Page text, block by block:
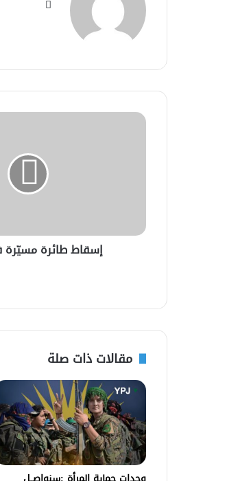
إسقاط طائرة مسيّرة
مقالات ذات صلة